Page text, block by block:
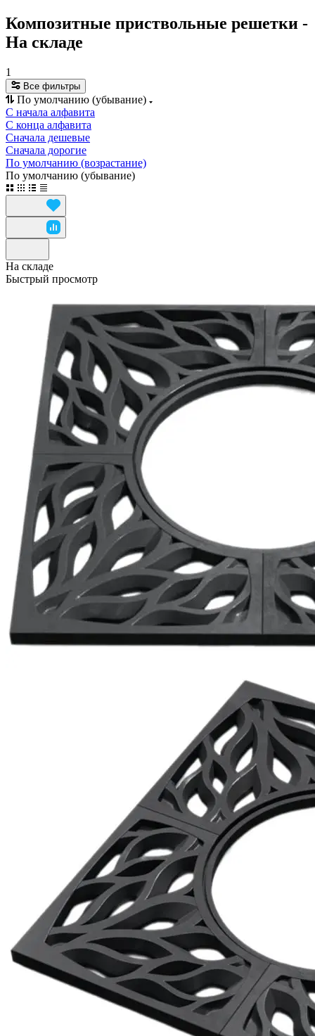
Композитные приствольные решетки -
На складе
1
Все фильтры
По умолчанию (убывание)
С начала алфавита
С конца алфавита
Сначала дешевые
Сначала дорогие
По умолчанию (возрастание)
По умолчанию (убывание)
На складе
Быстрый просмотр